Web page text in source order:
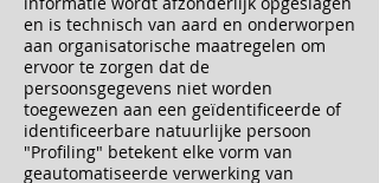
en is technisch van aard en onderworpen
aan organisatorische maatregelen om
ervoor te zorgen dat de
persoonsgegevens niet worden
toegewezen aan een geïdentificeerde of
identificeerbare natuurlijke persoon
"Profiling" betekent elke vorm van
geautomatiseerde verwerking van